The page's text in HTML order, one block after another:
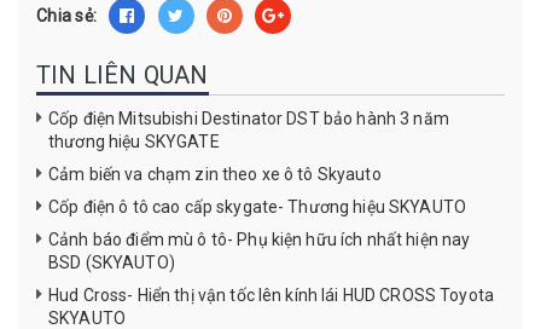
Chia sẻ:
TIN LIÊN QUAN
Cốp điện Mitsubishi Destinator DST bảo hành 3 năm
thương hiệu SKYGATE
Cảm biến va chạm zin theo xe ô tô Skyauto
Cốp điện ô tô cao cấp skygate- Thương hiệu SKYAUTO
Cảnh báo điểm mù ô tô- Phụ kiện hữu ích nhất hiện nay
BSD (SKYAUTO)
Hud Cross- Hiển thị vận tốc lên kính lái HUD CROSS Toyota
SKYAUTO